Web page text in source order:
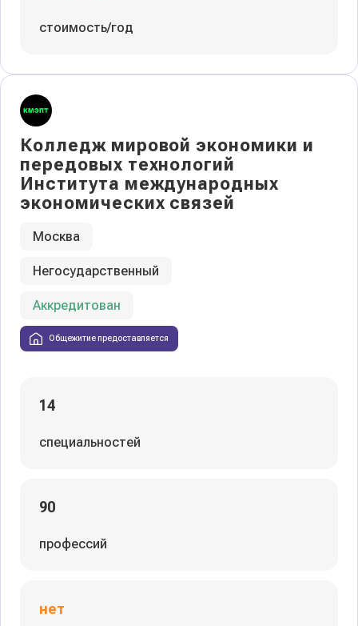
стоимость/год
Колледж мировой экономики и
передовых технологий
Института международных
экономических связей
Москва
Негосударственный
Аккредитован
Общежитие предоставляется
14
специальностей
90
профессий
нет